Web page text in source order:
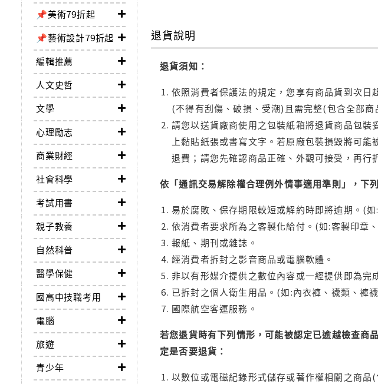
📌美術79折起
📌藝術設計79折起
編輯推薦
人文史哲
文學
心理勵志
商業財經
社會科學
考試用書
親子教養
自然科普
醫學保健
國高中技職考用
電腦
旅遊
青少年
退貨說明
退貨須知：
依照消費者保護法的規定，您享有商品貨到次
(不得有刮傷、破損、受潮)且需完整(包含全部
請您以送貨廠商使用之包裝紙箱將退貨商品包
上黏貼紙張或書寫文字。若原廠包裝損毀將可
退費；請您先確認商品正確、外觀可接受，再行
依「通訊交易解除權合理例外情事適用準則」，下
易於腐敗、保存期限較短或解約時即將逾期。(
依消費者要求所為之客製化給付。(如:客製印章
報紙、期刊或雜誌。
經消費者拆封之影音商品或電腦軟體。
非以有形媒介提供之數位內容或一經提供即為
已拆封之個人衛生用品。(如:內衣褲、襪類、褲
國際航空客運服務。
若您退貨時有下列情形，可能被認定已逾越檢查商
定是否要退貨：
以數位或電磁紀錄形式儲存或著作權相關之商